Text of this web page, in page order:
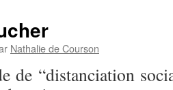
Nathalie de Courson
de “distanciation